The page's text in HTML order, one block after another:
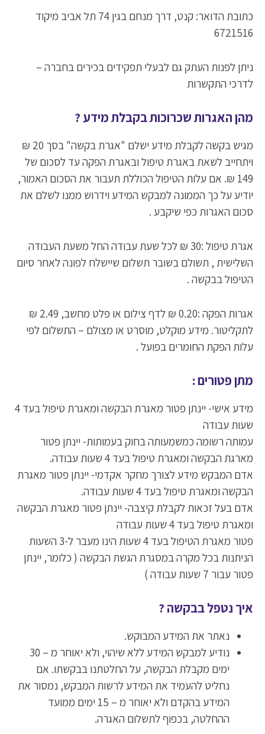
כתובת הדואר: קנט, דרך מנחם בגין 74 תל אביב מיקוד
6721516
ניתן לפנות העתק גם לבעלי תפקידים בכירים בחברה –
לדרכי התקשרות
מהן האגרות שכרוכות בקבלת מידע ?
מגיש בקשה לקבלת מידע ישלם "אגרת בקשה" בסך 20 ₪
ויתחייב לשאת באגרת טיפול ובאגרת הפקה עד לסכום של
149 ₪. אם עלות הטיפול הכוללת תעבור את הסכום האמור,
יודיע על כך הממונה למבקש המידע וידרוש ממנו לשלם את
סכום האגרות כפי שיקבע .
אגרת טיפול :30 ₪ לכל שעת עבודה החל משעת העבודה
השלישית , תשולם בשובר תשלום שיישלח לפונה לאחר סיום
הטיפול בבקשה .
אגרות הפקה :0.20 ₪ לדף צילום או פלט מחשב, 2.49 ₪
לתקליטור. מידע מוקלט, מוסרט או מצולם – התשלום לפי
עלות הפקת החומרים בפועל .
מתן פטורים :
מידע אישי- יינתן פטור מאגרת הבקשה ומאגרת טיפול בעד 4
שעות עבודה
עמותה רשומה כמשמעותה בחוק בעמותות- יינתן פטור
מארגת הבקשה ומאגרת טיפול בעד 4 שעות עבודה.
אדם המבקש מידע לצורך מחקר אקדמי- יינתן פטור מאגרת
הבקשה ומאגרת טיפול בעד 4 שעות עבודה.
אדם בעל זכאות לקבלת קיצבה- יינתן פטור מאגרת הבקשה
ומאגרת טיפול בעד 4 שעות עבודה
פטור מאגרת הטיפול בעד 4 שעות הינו מעבר ל-3 השעות
הניתנות בכל מקרה במסגרת הגשת הבקשה ( כלומר, יינתן
פטור עבור 7 שעות עבודה )
איך נטפל בבקשה ?
נאתר את המידע המבוקש.
נודיע למבקש המידע ללא שיהוי, ולא יאוחר מ – 30
ימים מקבלת הבקשה, על החלטתנו בבקשתו. אם
נחליט להעמיד את המידע לרשות המבקש, נמסור את
המידע בהקדם ולא יאוחר מ – 15 ימים ממועד
ההחלטה, בכפוף לתשלום האגרה.